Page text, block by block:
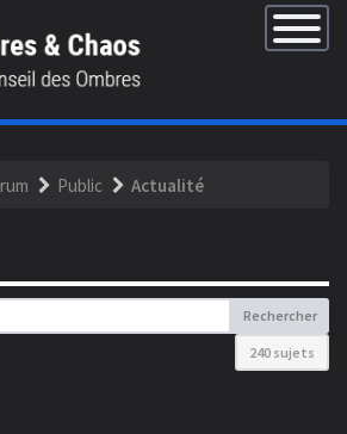
Basculer
la
×
Public Actualité
Rechercher
240 sujets